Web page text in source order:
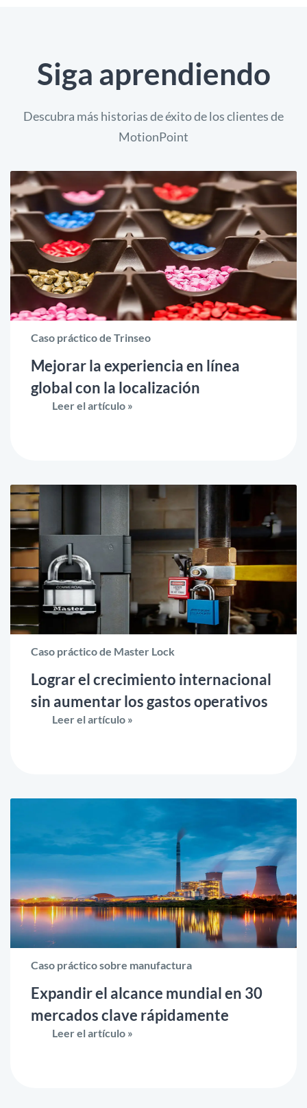
Siga aprendiendo
Descubra más historias de éxito de los clientes de
MotionPoint
Caso práctico de Trinseo
Mejorar la experiencia en línea
global con la localización
Leer el artículo »
Caso práctico de Master Lock
Lograr el crecimiento internacional
sin aumentar los gastos operativos
Leer el artículo »
Caso práctico sobre manufactura
Expandir el alcance mundial en 30
mercados clave rápidamente
Leer el artículo »